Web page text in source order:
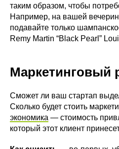
таким образом, чтобы
Например, на вашей
подавайте только
Remy Martin “Black Pearl”
Маркетинговый
Сможет ли ваш стартап
Сколько будет стоить
экономика — стоимость
который этот клиент